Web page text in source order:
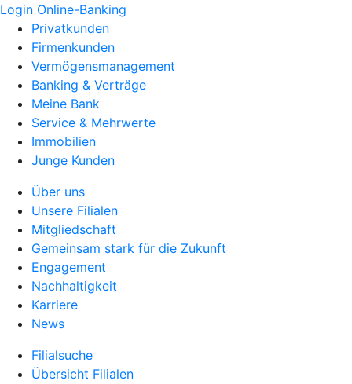
Login Online-Banking
Privatkunden
Firmenkunden
Vermögensmanagement
Banking & Verträge
Meine Bank
Service & Mehrwerte
Immobilien
Junge Kunden
Über uns
Unsere Filialen
Mitgliedschaft
Gemeinsam stark für die Zukunft
Engagement
Nachhaltigkeit
Karriere
News
Filialsuche
Übersicht Filialen